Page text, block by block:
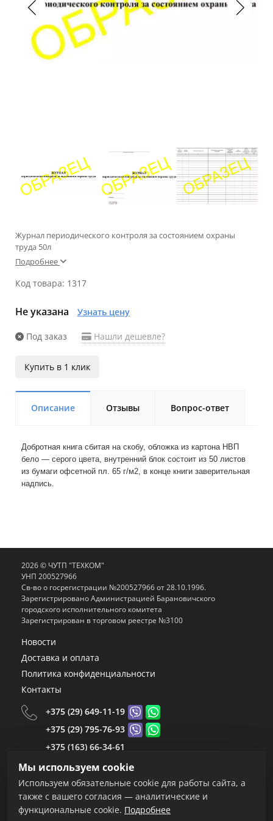
Журнал периодического контроля за состоянием охраны
труда 50л
Подробнее
Код товара: 1317
Не указана Узнать цену
Под заказ Нашли дешевле?
Купить в 1 клик
Описание Отзывы Вопрос-ответ
Добротная книга сбитая на скобу, обложка из картона НВП
бело ― серого цвета, внутренний блок состоит из 50 листов
из бумаги офсетной пл. 65 г/м2, в конце книги заверительная
надпись.
2026 © ЧУТП "ТЕХКОМ"
УНП 200527966
Св-во о госрегистрации №200527966 от 28.10.1996.
Зарегистрировано Администрацией Барановичского
городского исполнительного комитета
Зарегистрирован в торговом реестре №3100
Новости
Доставка и оплата
Политика конфиденциальности
Контакты
+375 (29) 649-11-19
+375 (29) 795-76-93
+375 (163) 66-34-61
+375 (163) 66-34-59
+375 (163) 66-34-55
+375 (163) 67-24-68
Пн-Пт.: 8.30-17.00
Мы используем cookie
Используем обязательные cookie для работы сайта, а
также с вашего согласия — аналитические и
функциональные cookie. Подробнее